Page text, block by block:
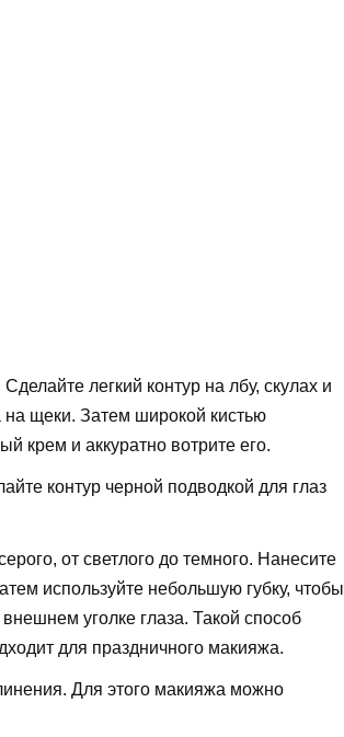
легкий контур на лбу, скулах и
на щеки. Затем широкой кистью
крем и аккуратно вотрите его.
контур черной подводкой для глаз
от светлого до темного. Нанесите
используйте небольшую губку, чтобы
уголке глаза. Такой способ
для праздничного макияжа.
Для этого макияжа можно